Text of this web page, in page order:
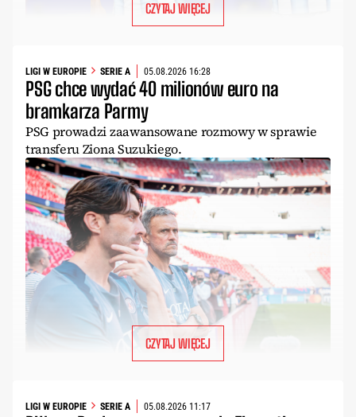
CZYTAJ WIĘCEJ
LIGI W EUROPIE SERIE A 05.08.2026 16:28
PSG chce wydać 40 milionów euro na
bramkarza Parmy
PSG prowadzi zaawansowane rozmowy w sprawie
transferu Ziona Suzukiego.
CZYTAJ WIĘCEJ
LIGI W EUROPIE SERIE A 05.08.2026 11:17